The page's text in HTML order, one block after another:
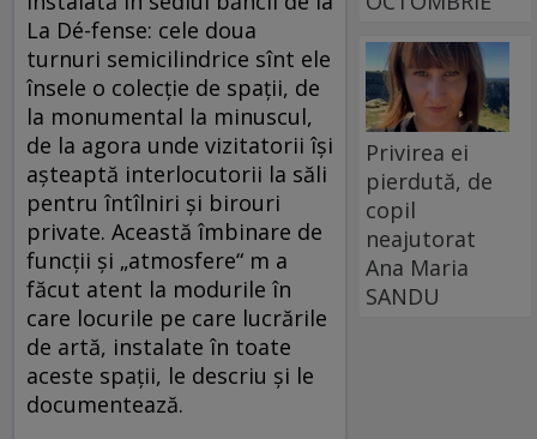
La Dé-fense: cele doua
turnuri semicilindrice sînt ele
însele o colecție de spații, de
la monumental la minuscul,
de la agora unde vizitatorii își
așteaptă interlocutorii la săli
pentru întîlniri și birouri
private. Această îmbinare de
funcții și „atmosfere“ m a
făcut atent la modurile în
care locurile pe care lucrările
de artă, instalate în toate
aceste spații, le descriu și le
documentează.
Privirea ei
pierdută, de
copil
neajutorat
Ana Maria
SANDU